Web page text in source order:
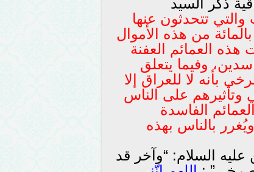
ذكر السيد
والتي تتحدثون عنها
من هذه الأموال
العمائم العفنة
وفيما يتعلق
بأنه لا للعراق إلا
وتأثيرهم على الناس
الفاسدة
بالناس بهذه
السلام: “وآخر قد